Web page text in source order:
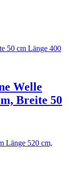
Welle
Breite 50